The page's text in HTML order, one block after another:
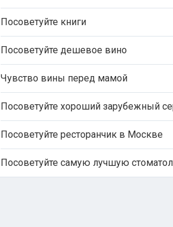
Посоветуйте книги
Посоветуйте дешевое вино
Чувство вины перед мамой
Посоветуйте хороший зарубежный
Посоветуйте ресторанчик в Москве
Посоветуйте самую лучшую